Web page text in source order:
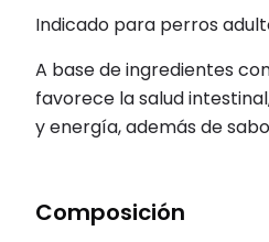
Indicado para perros
A base de ingredientes
favorece la salud
y energía, además de
Composición